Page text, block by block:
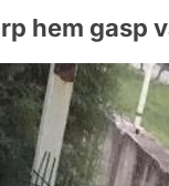
hem gasp